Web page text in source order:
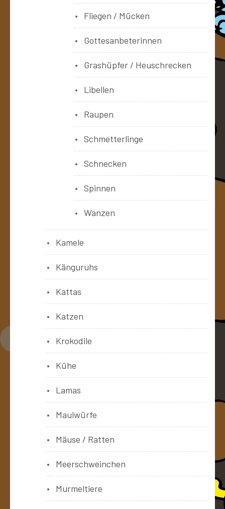
Fliegen / Mücken
Gottesanbeterinnen
Grashüpfer / Heuschrecken
Libellen
Raupen
Schmetterlinge
Schnecken
Spinnen
Wanzen
Kamele
Känguruhs
Kattas
Katzen
Krokodile
Kühe
Lamas
Maulwürfe
Mäuse / Ratten
Meerschweinchen
Murmeltiere